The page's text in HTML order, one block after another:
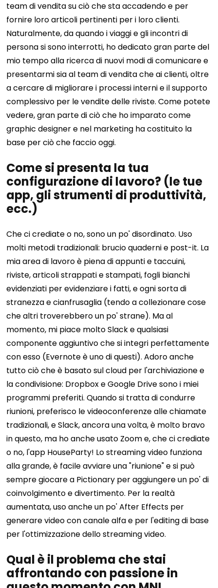
team di vendita su ciò che sta accadendo e per
fornire loro articoli pertinenti per i loro clienti.
Naturalmente, da quando i viaggi e gli incontri di
persona si sono interrotti, ho dedicato gran parte del
mio tempo alla ricerca di nuovi modi di comunicare e
presentarmi sia al team di vendita che ai clienti, oltre
a cercare di migliorare i processi interni e il supporto
complessivo per le vendite delle riviste. Come potete
vedere, gran parte di ciò che ho imparato come
graphic designer e nel marketing ha costituito la
base per ciò che faccio oggi.
Come si presenta la tua
configurazione di lavoro? (le tue
app, gli strumenti di produttività,
ecc.)
Che ci crediate o no, sono un po' disordinato. Uso
molti metodi tradizionali: brucio quaderni e post-it. La
mia area di lavoro è piena di appunti e taccuini,
riviste, articoli strappati e stampati, fogli bianchi
evidenziati per evidenziare i fatti, e ogni sorta di
stranezza e cianfrusaglia (tendo a collezionare cose
che altri troverebbero un po' strane). Ma al
momento, mi piace molto Slack e qualsiasi
componente aggiuntivo che si integri perfettamente
con esso (Evernote è uno di questi). Adoro anche
tutto ciò che è basato sul cloud per l'archiviazione e
la condivisione: Dropbox e Google Drive sono i miei
programmi preferiti. Quando si tratta di condurre
riunioni, preferisco le videoconferenze alle chiamate
tradizionali, e Slack, ancora una volta, è molto bravo
in questo, ma ho anche usato Zoom e, che ci crediate
o no, l'app HouseParty! Lo streaming video funziona
alla grande, è facile avviare una "riunione" e si può
sempre giocare a Pictionary per aggiungere un po' di
coinvolgimento e divertimento. Per la realtà
aumentata, uso anche un po' After Effects per
generare video con canale alfa e per l'editing di base
per l'ottimizzazione dello streaming video.
Qual è il problema che stai
affrontando con passione in